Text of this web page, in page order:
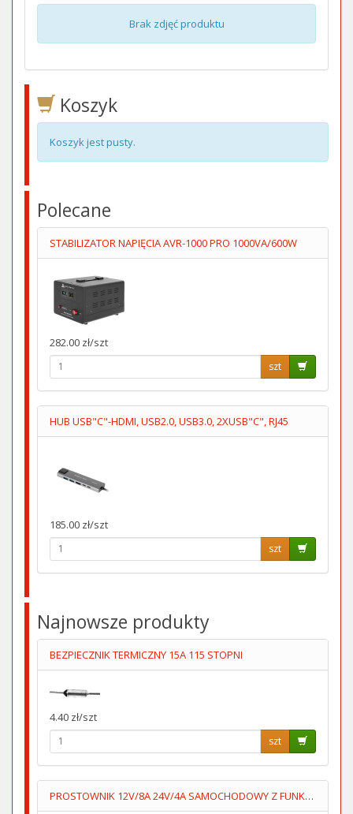
Brak zdjęć produktu
Koszyk
Koszyk jest pusty.
Polecane
STABILIZATOR NAPIĘCIA AVR-1000 PRO 1000VA/600W
282.00 zł/szt
szt
HUB USB"C"-HDMI, USB2.0, USB3.0, 2XUSB"C", RJ45
185.00 zł/szt
szt
Najnowsze produkty
BEZPIECZNIK TERMICZNY 15A 115 STOPNI
4.40 zł/szt
szt
PROSTOWNIK 12V/8A 24V/4A SAMOCHODOWY Z FUNKCJĄ NAPRAWY 7STOP